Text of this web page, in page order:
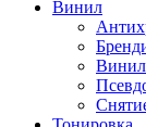
Винил